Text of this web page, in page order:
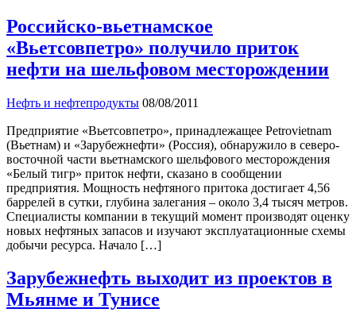
Российско-вьетнамское
«Вьетсовпетро» получило приток
нефти на шельфовом месторождении
Нефть и нефтепродукты 08/08/2011
Предприятие «Вьетсовпетро», принадлежащее Petrovietnam
(Вьетнам) и «Зарубежнефти» (Россия), обнаружило в северо-
восточной части вьетнамского шельфового месторождения
«Белый тигр» приток нефти, сказано в сообщении
предприятия. Мощность нефтяного притока достигает 4,56
баррелей в сутки, глубина залегания – около 3,4 тысяч метров.
Специалисты компании в текущий момент производят оценку
новых нефтяных запасов и изучают эксплуатационные схемы
добычи ресурса. Начало […]
Зарубежнефть выходит из проектов в
Мьянме и Тунисе